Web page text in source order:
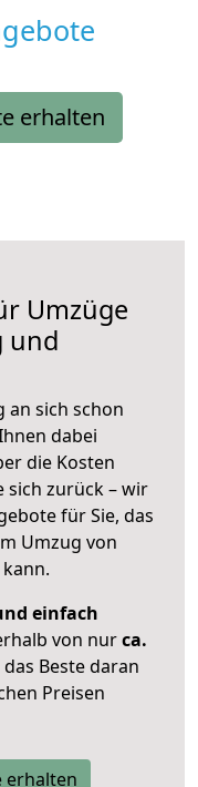
erhalten
Umzüge
und
an sich schon
dabei
die Kosten
sich zurück – wir
für Sie, das
Umzug von
einfach
von nurca.
Beste daran
Preisen
erhalten